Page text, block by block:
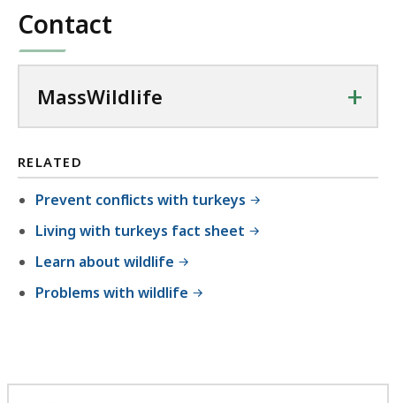
P
D
l
,
4
.
2
,
Contact
MassWildlife +
RELATED
Prevent conflicts with turkeys
Living with turkeys fact sheet
Learn about wildlife
Problems with wildlife